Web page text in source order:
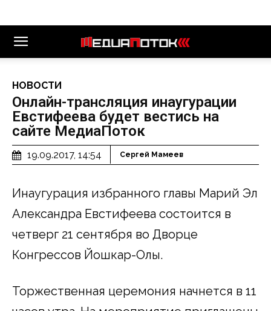
НОВОСТИ
Онлайн-трансляция инаугурации
Евстифеева будет вестись на
сайте МедиаПоток
19.09.2017, 14:54 Сергей Мамеев
Инаугурация избранного главы Марий Эл
Александра Евстифеева состоится в
четверг 21 сентября во Дворце
Конгрессов Йошкар-Олы.
Торжественная церемония начнется в 11